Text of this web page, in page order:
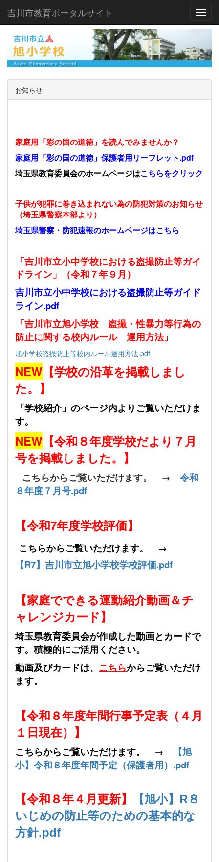
吉川市教育ポータルサイト
お知らせ
家庭用「彩の国の道徳」を読んでみませんか？
家庭用「彩の国の道徳」保護者用リーフレット.pdf
埼玉県教育委員会のホームページはこちらをクリック
子供が犯罪に巻き込まれない為の防犯対策のお知らせ
（埼玉県警察本部より）
埼玉県警察・防犯速報のホームページはこちら
「吉川市立小中学校における盗撮防止等ガイ
ドライン」（令和７年９月）
吉川市立小中学校における盗撮防止等ガイド
ライン.pdf
「吉川市立旭小学校 盗撮・性暴力等行為の
防止に関する校内ルール 運用方法」
旭小学校盗撮防止等校内ルール運用方法.pdf
NEW 【学校の沿革を掲載しまし
た。】
「学校紹介」のページ内よりご覧いただけま
す。
NEW 【令和８年度学校だより７月
号を掲載しました。】
こちらからご覧いただけます。 → 令和
８年度７月号.pdf
【令和7年度学校評価】
こちらからご覧いただけます。 →
【R7】吉川市立旭小学校学校評価.pdf
【家庭でできる運動紹介動画＆チ
ャレンジカード】
埼玉県教育委員会が作成した動画とカードで
す。積極的にご活用ください。
動画及びカードは、 こちらからご覧いただけ
ます。
【令和８年度年間行事予定表（４月
１日現在）】
こちらからご覧いただけます。 →
【旭
小】令和８年度年間予定（保護者用）.pdf
【令和８年４月更新】
【旭小】R８
いじめの防止等のための基本的な
方針.pdf